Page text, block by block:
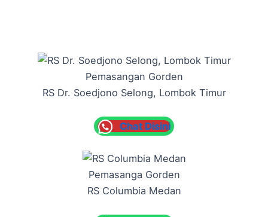
Pemasangan Gorden
RS Dr. Soedjono Selong, Lombok Timur
Chat Disini
Pemasanga Gorden
RS Columbia Medan